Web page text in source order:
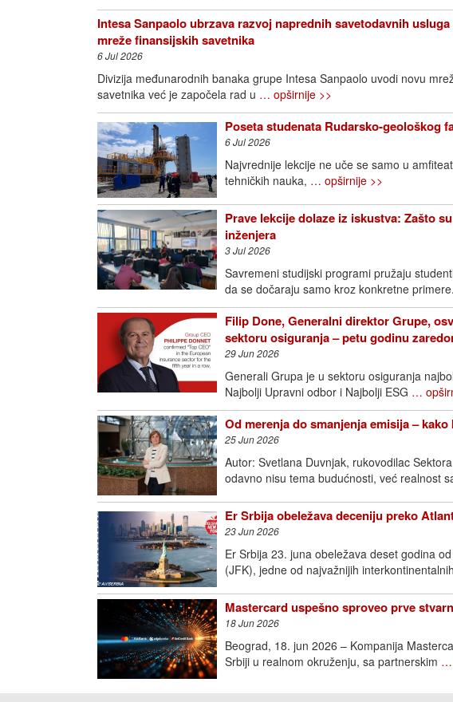
Intesa Sanpaolo ubrzava razvoj naprednih savetodavnih
mreže finansijskih savetnika
6 Jul 2026
Divizija međunarodnih banaka grupe Intesa Sanpaolo uvodi novu
savetnika već je započela rad u … opširnije >>
Poseta studenata Rudarsko-geološkog
6 Jul 2026
Najvrednije lekcije ne uče se samo u
tehničkih nauka, … opširnije >>
Prave lekcije dolaze iz iskustva: Zašto
inženjera
3 Jul 2026
Savremeni studijski programi pružaju
da se dočaraju samo kroz konkretne primere.
Filip Done, Generalni direktor Grupe,
sektoru osiguranja – petu godinu
29 Jun 2026
Generali Grupa je u sektoru osiguranja
Najbolji Upravni odbor i Najbolji ESG …
Od merenja do smanjenja emisija –
25 Jun 2026
Autor: Svetlana Duvnjak, rukovodilac
odavno nisu tema budućnosti, već realnost
Er Srbija obeležava deceniju preko
23 Jun 2026
Er Srbija 23. juna obeležava deset godina
(JFK), jedne od najvažnijih
Mastercard uspešno sproveo prve
18 Jun 2026
Beograd, 18. jun 2026 – Kompanija
Srbiji u realnom okruženju, sa partnerskim …